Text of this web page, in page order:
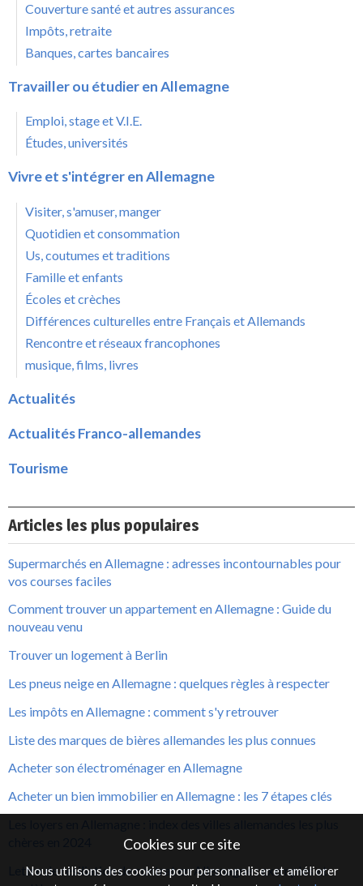
Couverture santé et autres assurances
Impôts, retraite
Banques, cartes bancaires
Travailler ou étudier en Allemagne
Emploi, stage et V.I.E.
Études, universités
Vivre et s'intégrer en Allemagne
Visiter, s'amuser, manger
Quotidien et consommation
Us, coutumes et traditions
Famille et enfants
Écoles et crèches
Différences culturelles entre Français et Allemands
Rencontre et réseaux francophones
musique, films, livres
Actualités
Actualités Franco-allemandes
Tourisme
Articles les plus populaires
Supermarchés en Allemagne : adresses incontournables pour
vos courses faciles
Comment trouver un appartement en Allemagne : Guide du
nouveau venu
Trouver un logement à Berlin
Les pneus neige en Allemagne : quelques règles à respecter
Les impôts en Allemagne : comment s'y retrouver
Liste des marques de bières allemandes les plus connues
Acheter son électroménager en Allemagne
Acheter un bien immobilier en Allemagne : les 7 étapes clés
Lettre de résiliation de contrat en Allemagne : exemples et
Cookies sur ce site
Nous utilisons des cookies pour personnaliser et améliorer